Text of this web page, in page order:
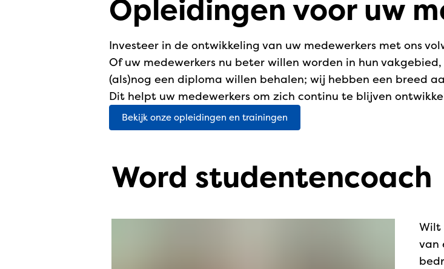
Opleidingen voor uw
Investeer in de ontwikkeling van uw medewerkers met ons
Of uw medewerkers nu beter willen worden in hun
(als)nog een diploma willen behalen; wij hebben een breed
Dit helpt uw medewerkers om zich continu te blijven
Bekijk onze opleidingen en trainingen
Word studentencoach
Wilt
van